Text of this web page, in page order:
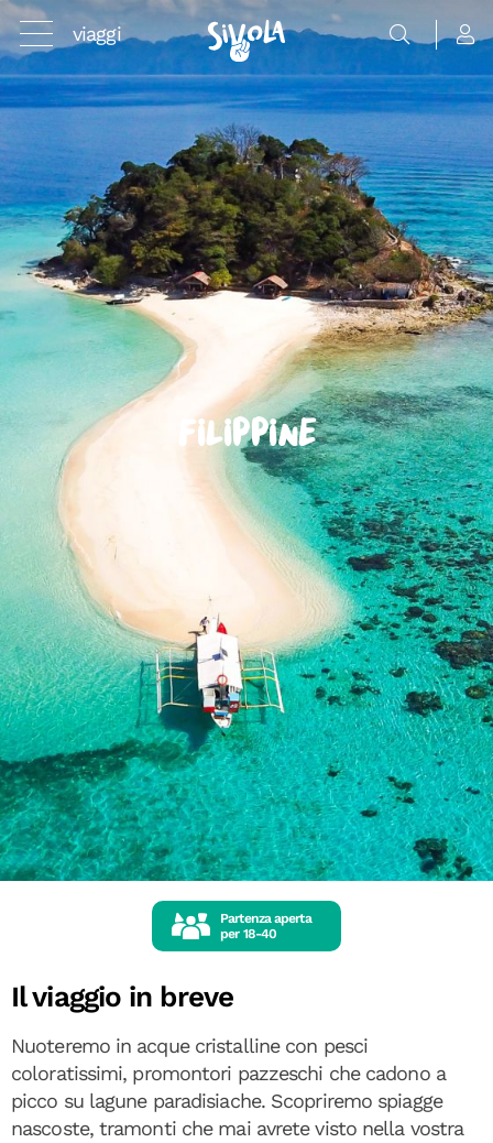
viaggi
Filippine
Partenza aperta
per 18-40
Il viaggio in breve
Nuoteremo in acque cristalline con pesci
coloratissimi, promontori pazzeschi che cadono a
picco su lagune paradisiache. Scopriremo spiagge
nascoste, tramonti che mai avrete visto nella vostra